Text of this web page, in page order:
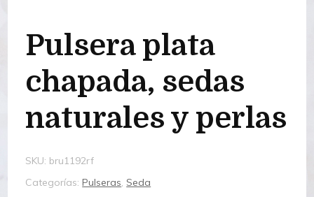
Pulsera plata
chapada, sedas
naturales y perlas
SKU: bru1192rf
Categorías:Pulseras,Seda